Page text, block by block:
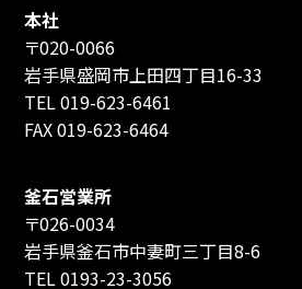
本社
〒020-0066
岩手県盛岡市上田四丁目16-33
TEL 019-623-6461
FAX 019-623-6464
釜石営業所
〒026-0034
岩手県釜石市中妻町三丁目8-6
TEL 0193-23-3056